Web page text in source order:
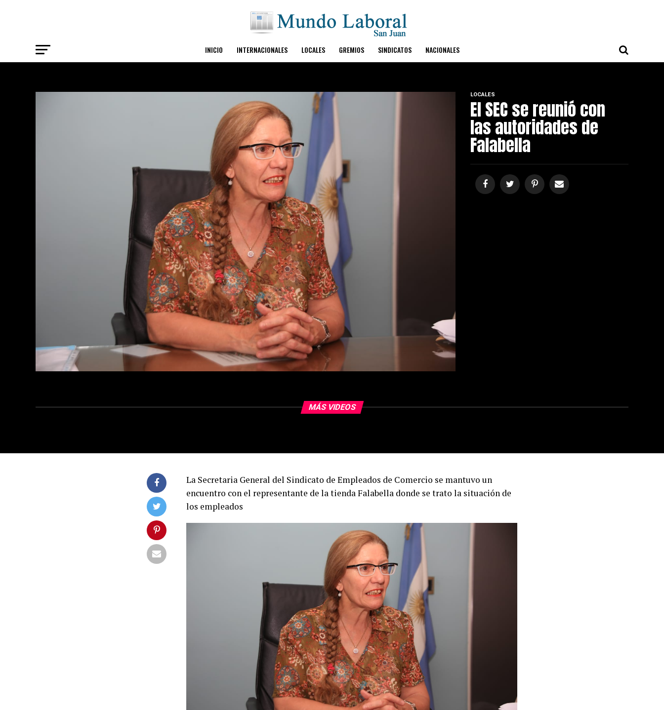
INICIO INTERNACIONALES LOCALES GREMIOS SINDICATOS NACIONALES
LOCALES
El SEC se reunió con
las autoridades de
Falabella
MÁS VIDEOS
La Secretaria General del Sindicato de Empleados de Comercio se mantuvo un
encuentro con el representante de la tienda Falabella donde se trato la situación de
los empleados